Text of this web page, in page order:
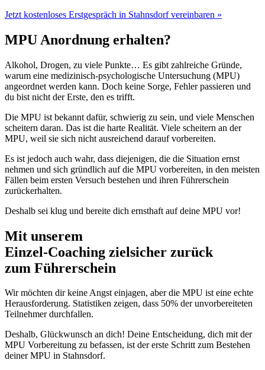
Jetzt kostenloses Erstgespräch in Stahnsdorf vereinbaren »
MPU Anordnung erhalten?
Alkohol, Drogen, zu viele Punkte… Es gibt zahlreiche Gründe,
warum eine medizinisch-psychologische Untersuchung (MPU)
angeordnet werden kann. Doch keine Sorge, Fehler passieren und
du bist nicht der Erste, den es trifft.
Die MPU ist bekannt dafür, schwierig zu sein, und viele Menschen
scheitern daran. Das ist die harte Realität. Viele scheitern an der
MPU, weil sie sich nicht ausreichend darauf vorbereiten.
Es ist jedoch auch wahr, dass diejenigen, die die Situation ernst
nehmen und sich gründlich auf die MPU vorbereiten, in den meisten
Fällen beim ersten Versuch bestehen und ihren Führerschein
zurückerhalten.
Deshalb sei klug und bereite dich ernsthaft auf deine MPU vor!
Mit unserem
Einzel-Coaching zielsicher zurück
zum Führerschein
Wir möchten dir keine Angst einjagen, aber die MPU ist eine echte
Herausforderung. Statistiken zeigen, dass 50% der unvorbereiteten
Teilnehmer durchfallen.
Deshalb, Glückwunsch an dich! Deine Entscheidung, dich mit der
MPU Vorbereitung zu befassen, ist der erste Schritt zum Bestehen
deiner MPU in Stahnsdorf.